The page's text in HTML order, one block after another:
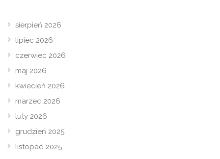
sierpień 2026
lipiec 2026
czerwiec 2026
maj 2026
kwiecień 2026
marzec 2026
luty 2026
grudzień 2025
listopad 2025